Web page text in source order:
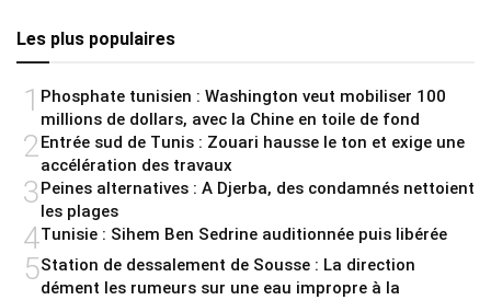
Les plus populaires
1 Phosphate tunisien : Washington veut mobiliser 100
millions de dollars, avec la Chine en toile de fond
2 Entrée sud de Tunis : Zouari hausse le ton et exige une
accélération des travaux
3 Peines alternatives : A Djerba, des condamnés nettoient
les plages
4Tunisie : Sihem Ben Sedrine auditionnée puis libérée
5Station de dessalement de Sousse : La direction
dément les rumeurs sur une eau impropre à la